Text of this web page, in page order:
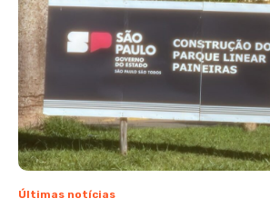
Últimas notícias